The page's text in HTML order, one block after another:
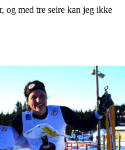
og med tre seire kan jeg ikke